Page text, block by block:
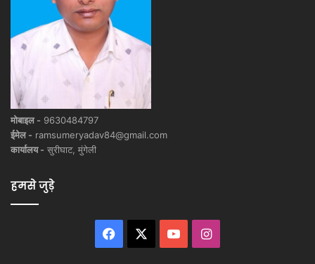
मोबाइल - 9630484797
ईमेल - ramsumeryadav84@gmail.com
कार्यालय - सुरीघाट, मुंगेली
हमसे जुड़े
Facebook YouTubeInstagram